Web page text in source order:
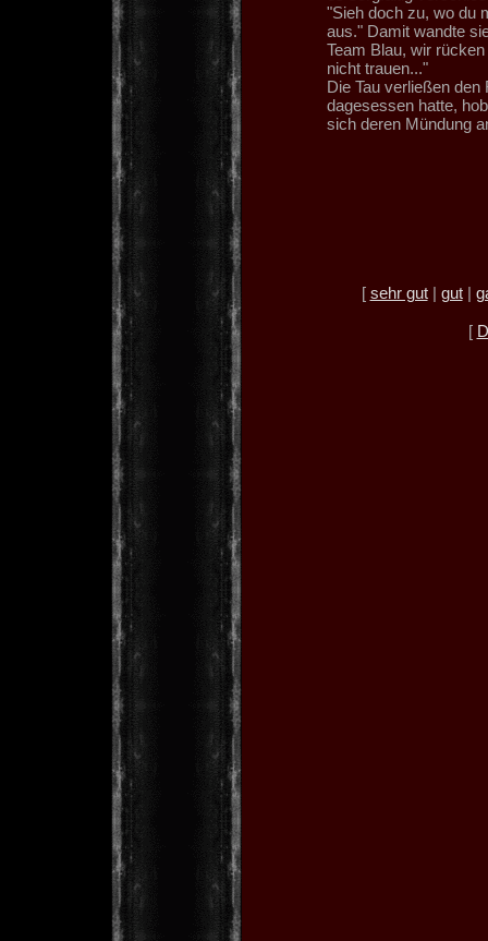
"Sieh doch zu, wo du
aus." Damit wandte
Team Blau, wir
nicht trauen..."
Die Tau verließen
dagesessen hatte,
sich deren Mündung
[ sehr gut| gut|
[